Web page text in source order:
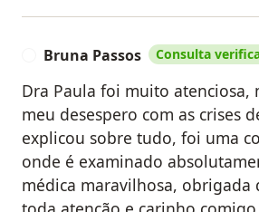
Bruna Passos Consulta
Dra Paula foi muito atenciosa,
meu desespero com as crises
explicou sobre tudo, foi uma
onde é examinado
médica maravilhosa, obrigada